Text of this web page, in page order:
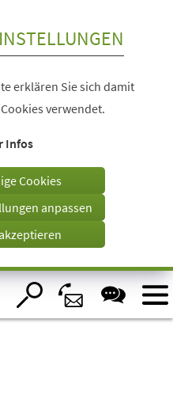
erklären Sie sich damit
verwendet.
Infos
Cookies
anpassen